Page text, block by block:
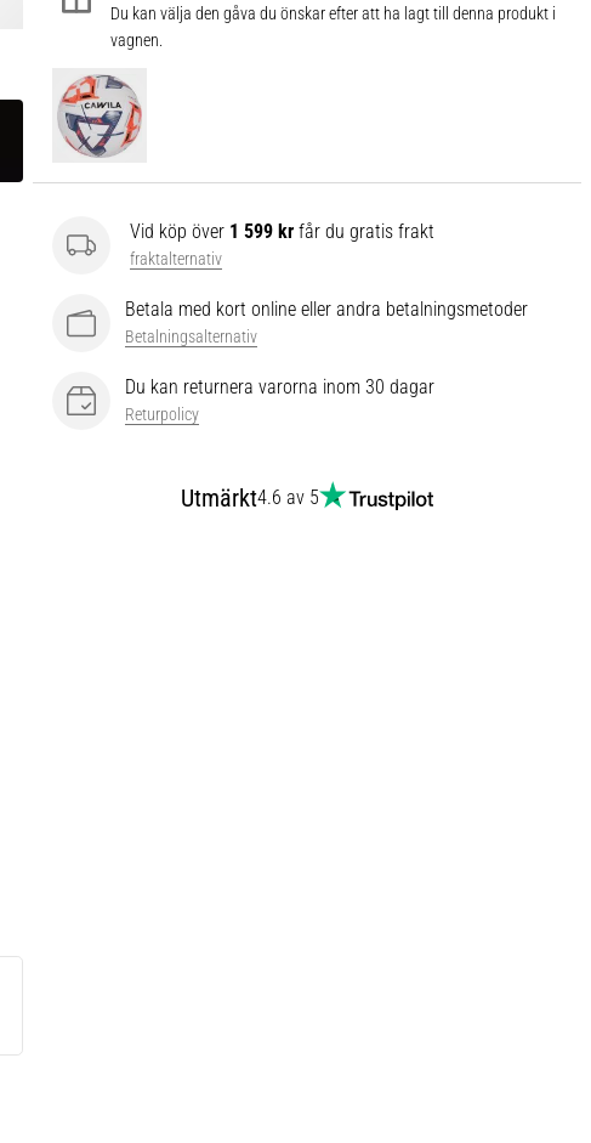
Du kan välja den gåva du önskar efter att ha lagt till denna produkt i
vagnen.
Vid köp över 1 599 kr får du gratis frakt
fraktalternativ
Betala med kort online eller andra betalningsmetoder
Betalningsalternativ
Du kan returnera varorna inom 30 dagar
Returpolicy
Utmärkt4.6 av 5